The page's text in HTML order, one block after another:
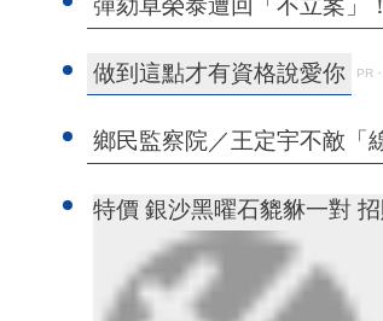
做到這點才有資格說愛你 PR
鄉民監察院／王定宇不敵
特價 銀沙黑曜石貔貅一對